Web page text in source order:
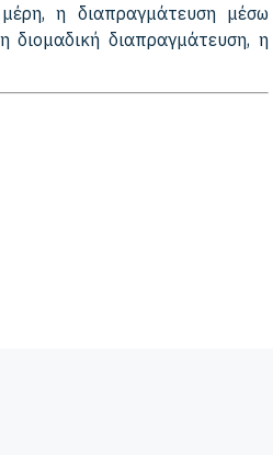
η διαπραγμάτευση μέσω
διομαδική διαπραγμάτευση, η